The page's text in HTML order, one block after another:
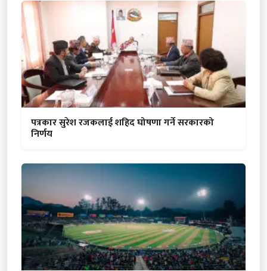
पत्रकार सुरेश रजकलाई शहिद घोषणा गर्ने सरकारको
निर्णय